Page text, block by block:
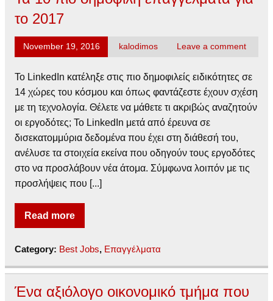
το 2017
November 19, 2016 kalodimos Leave a comment
Το LinkedIn κατέληξε στις πιο δημοφιλείς ειδικότητες σε
14 χώρες του κόσμου και όπως φαντάζεστε έχουν σχέση
με τη τεχνολογία. Θέλετε να μάθετε τι ακριβώς αναζητούν
οι εργοδότες; Το LinkedIn μετά από έρευνα σε
δισεκατομμύρια δεδομένα που έχει στη διάθεσή του,
ανέλυσε τα στοιχεία εκείνα που οδηγούν τους εργοδότες
στο να προσλάβουν νέα άτομα. Σύμφωνα λοιπόν με τις
προσλήψεις που [...]
Read more
Category: Best Jobs, Επαγγέλματα
Ένα αξιόλογο οικονομικό τμήμα που